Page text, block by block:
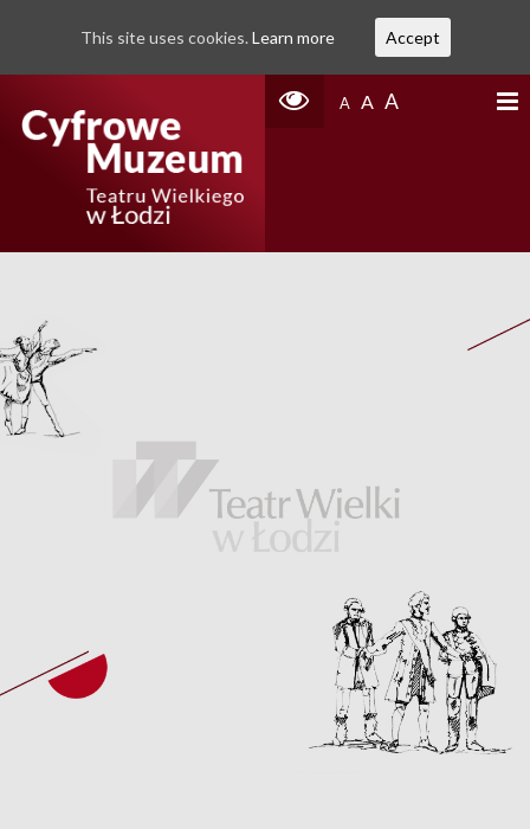
A A A
This site uses cookies. Learn more Accept